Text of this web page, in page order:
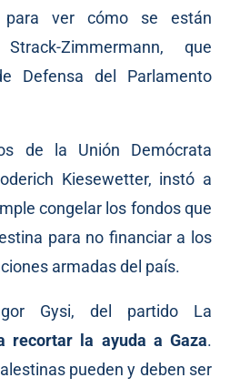
ver cómo se están
Zimmermann, que
Defensa del Parlamento
de la Unión Demócrata
Kiesewetter, instó a
congelar los fondos que
para no financiar a los
armadas del país.
Gysi, del partido La
recortar la ayuda a Gaza.
pueden y deben ser